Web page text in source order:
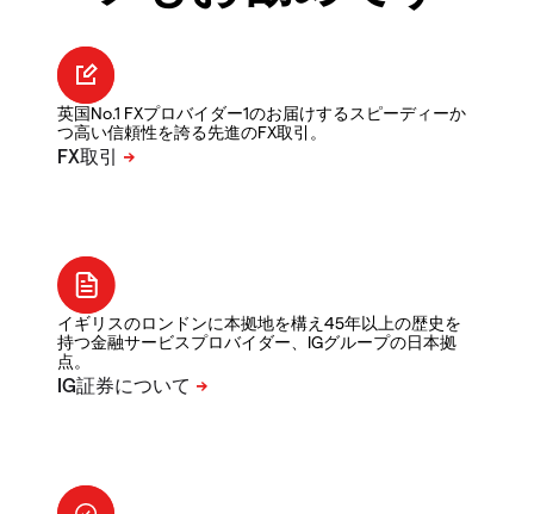
英国No.1 FXプロバイダー1のお届けするスピーディーか
つ高い信頼性を誇る先進のFX取引。
イギリスのロンドンに本拠地を構え45年以上の歴史を
持つ金融サービスプロバイダー、IGグループの日本拠
点。